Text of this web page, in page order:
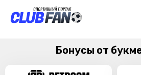
Бонусы от